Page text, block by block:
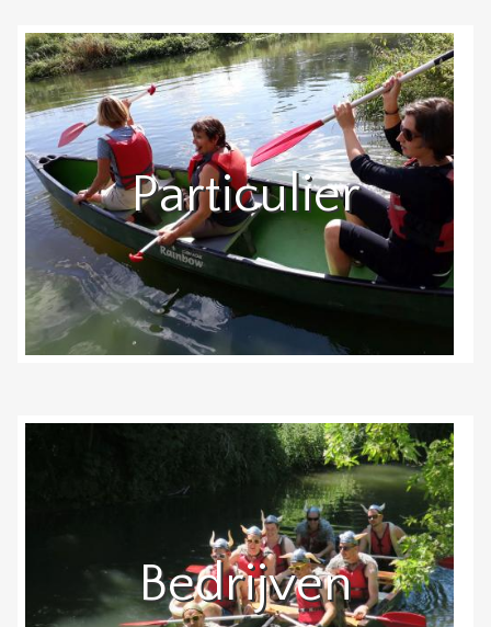
Particulier
Bedrijven